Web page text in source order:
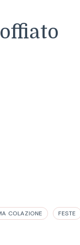
COLAZIONE FESTE